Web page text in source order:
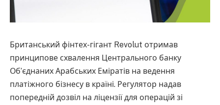
Британський фінтех-гігант Revolut отримав
принципове схвалення Центрального банку
Об’єднаних Арабських Еміратів на ведення
платіжного бізнесу в країні. Регулятор надав
попередній дозвіл на ліцензії для операцій зі